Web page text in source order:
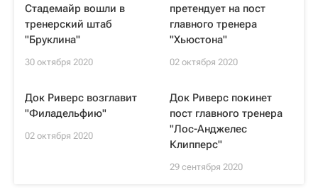
Стадемайр вошли в
тренерский штаб
"Бруклина"
30 октября 2020
претендует на пост
главного тренера
"Хьюстона"
02 октября 2020
Док Риверс возглавит
"Филадельфию"
02 октября 2020
Док Риверс покинет
пост главного тренера
"Лос-Анджелес
Клипперс"
29 сентября 2020